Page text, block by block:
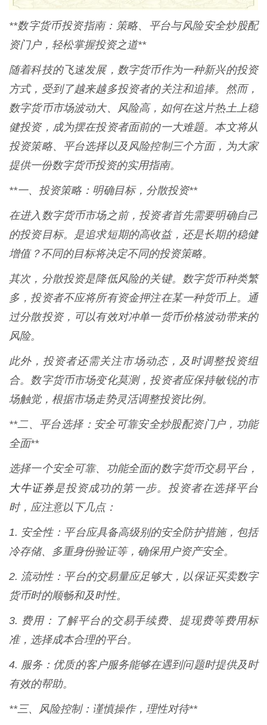
**数字货币投资指南：策略、平台与风险安全炒股配
资门户，轻松掌握投资之道**
随着科技的飞速发展，数字货币作为一种新兴的投资
方式，受到了越来越多投资者的关注和追捧。然而，
数字货币市场波动大、风险高，如何在这片热土上稳
健投资，成为摆在投资者面前的一大难题。本文将从
投资策略、平台选择以及风险控制三个方面，为大家
提供一份数字货币投资的实用指南。
**一、投资策略：明确目标，分散投资**
在进入数字货币市场之前，投资者首先需要明确自己
的投资目标。是追求短期的高收益，还是长期的稳健
增值？不同的目标将决定不同的投资策略。
其次，分散投资是降低风险的关键。数字货币种类繁
多，投资者不应将所有资金押注在某一种货币上。通
过分散投资，可以有效对冲单一货币价格波动带来的
风险。
此外，投资者还需关注市场动态，及时调整投资组
合。数字货币市场变化莫测，投资者应保持敏锐的市
场触觉，根据市场走势灵活调整投资比例。
**二、平台选择：安全可靠安全炒股配资门户，功能
全面**
选择一个安全可靠、功能全面的数字货币交易平台，
大牛证券是投资成功的第一步。投资者在选择平台
时，应注意以下几点：
1. 安全性：平台应具备高级别的安全防护措施，包括
冷存储、多重身份验证等，确保用户资产安全。
2. 流动性：平台的交易量应足够大，以保证买卖数字
货币时的顺畅和及时性。
3. 费用：了解平台的交易手续费、提现费等费用标
准，选择成本合理的平台。
4. 服务：优质的客户服务能够在遇到问题时提供及时
有效的帮助。
**三、风险控制：谨慎操作，理性对待**